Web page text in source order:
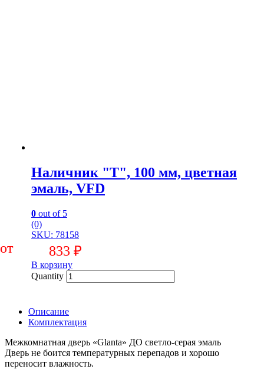
Наличник "Т", 100 мм, цветная
эмаль, VFD
0 out of 5
(0)
SKU: 78158
833 ₽
В корзину
Quantity
Описание
Комплектация
Межкомнатная дверь «Glanta» ДО светло-серая эмаль
Дверь не боится температурных перепадов и хорошо
переносит влажность.